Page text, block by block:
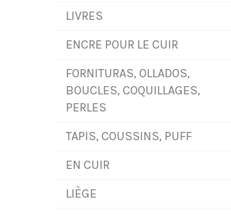
LIVRES
ENCRE POUR LE CUIR
FORNITURAS, OLLADOS,
BOUCLES, COQUILLAGES,
PERLES
TAPIS, COUSSINS, PUFF
EN CUIR
LIÈGE